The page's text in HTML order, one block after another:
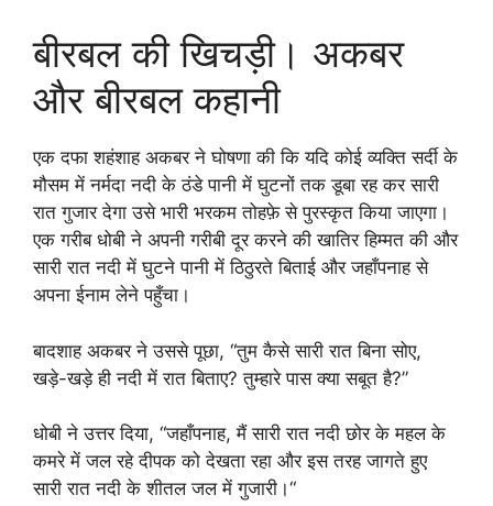
बीरबल की खिचड़ी। अकबर
और बीरबल कहानी
एक दफा शहंशाह अकबर ने घोषणा की कि यदि कोई व्यक्ति सर्दी के
मौसम में नर्मदा नदी के ठंडे पानी में घुटनों तक डूबा रह कर सारी
रात गुजार देगा उसे भारी भरकम तोहफ़े से पुरस्कृत किया जाएगा।
एक गरीब धोबी ने अपनी गरीबी दूर करने की खातिर हिम्मत की और
सारी रात नदी में घुटने पानी में ठिठुरते बिताई और जहाँपनाह से
अपना ईनाम लेने पहुँचा।
बादशाह अकबर ने उससे पूछा, “तुम कैसे सारी रात बिना सोए,
खड़े-खड़े ही नदी में रात बिताए? तुम्हारे पास क्या सबूत है?”
धोबी ने उत्तर दिया, “जहाँपनाह, मैं सारी रात नदी छोर के महल के
कमरे में जल रहे दीपक को देखता रहा और इस तरह जागते हुए
सारी रात नदी के शीतल जल में गुजारी।“